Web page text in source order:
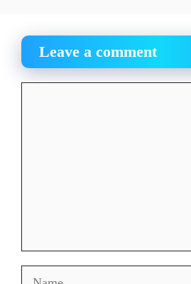
Leave a comment
Name